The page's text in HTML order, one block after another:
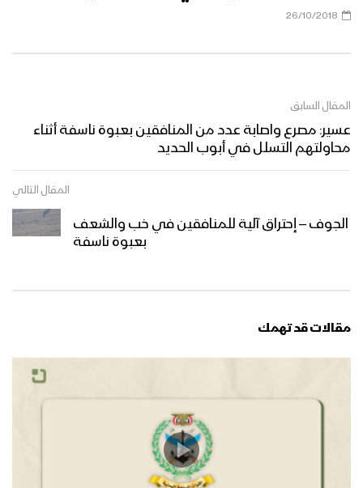
26/10/2018
المقال السابق
عسير: مصرع واصابة عدد من المنافقين بعبوة ناسفة أثناء
محاولتهم التسلل في أبوب الحديد
المقال التالي
الجوف – إحتراق آلية للمنافقين في خب والشعف
بعبوة ناسفة
مقالات قد تهمك